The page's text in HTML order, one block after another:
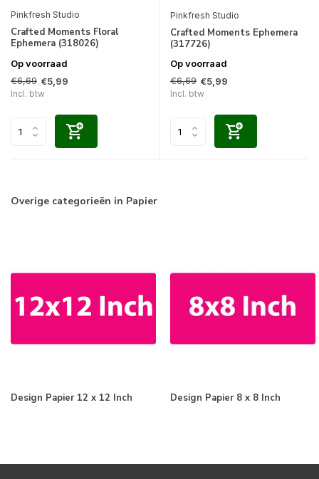
Pinkfresh Studio
Crafted Moments Floral
Ephemera (318026)
Op voorraad
€6,69 €5,99
Incl. btw
Pinkfresh Studio
Crafted Moments Ephemera
(317726)
Op voorraad
€6,69 €5,99
Incl. btw
Overige categorieën in Papier
Design Papier 12 x 12 Inch Design Papier 8 x 8 Inch